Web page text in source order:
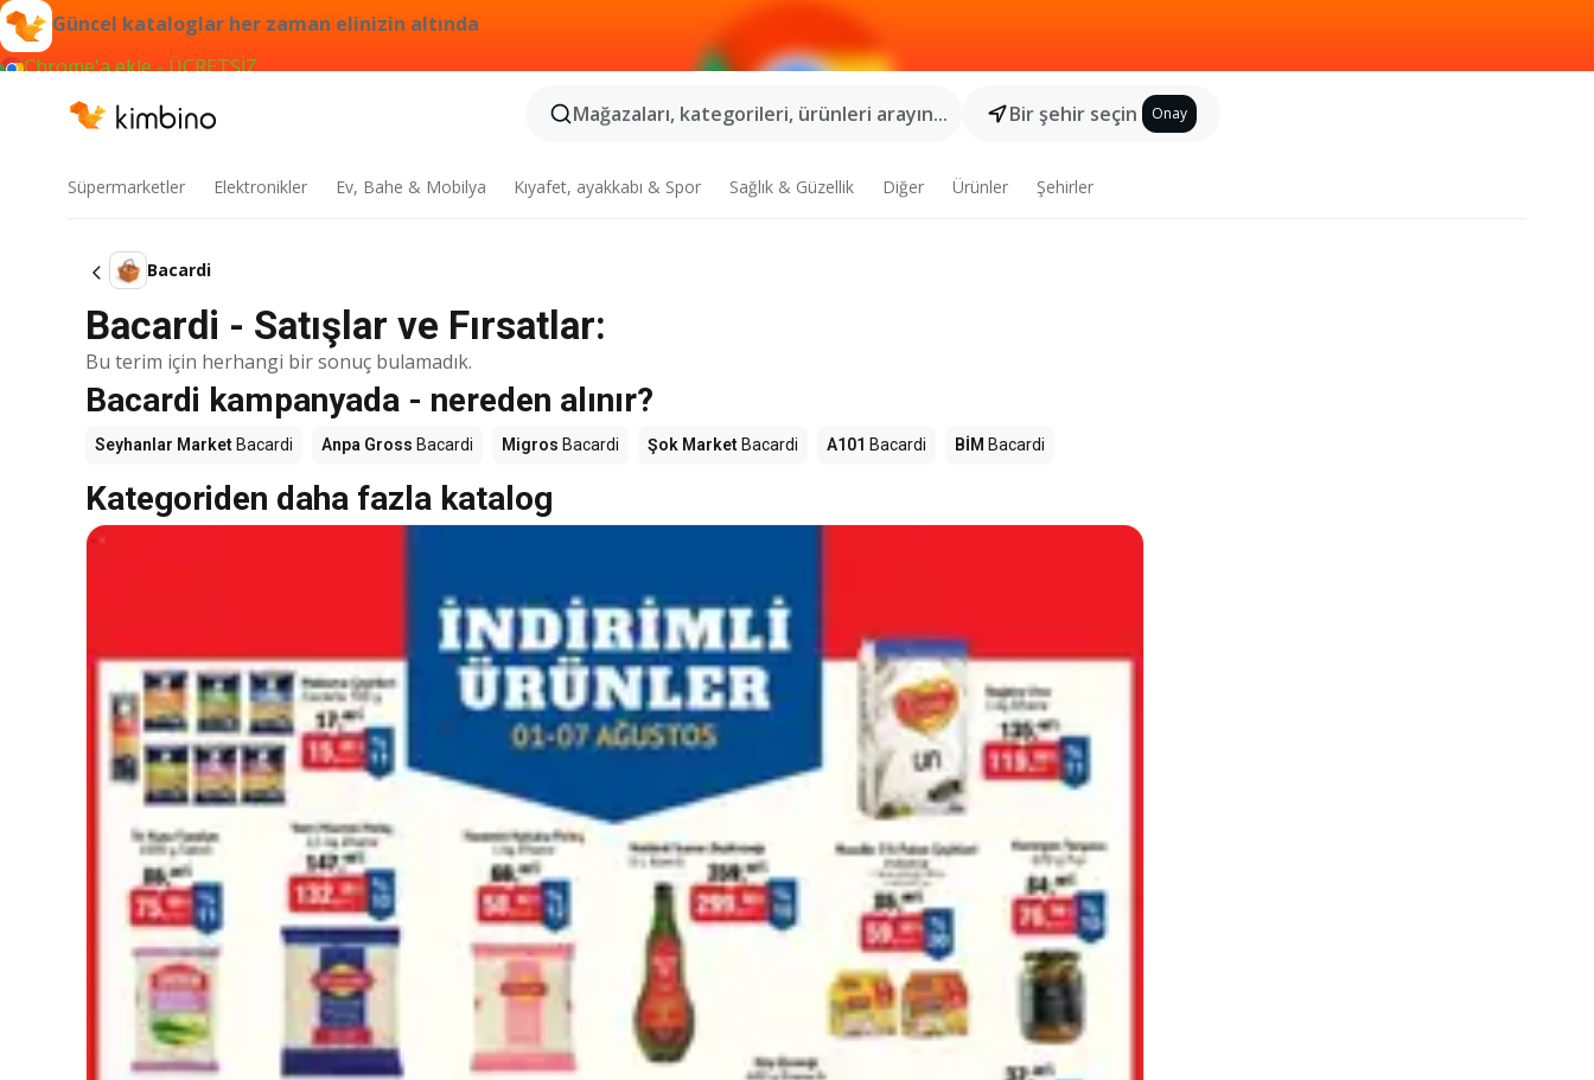
Güncel kataloglar her zaman elinizin altında
Chrome'a ekle - ÜCRETSİZ
Mağazaları, kategorileri, ürünleri arayın...
Bir şehir seçin Onay
Süpermarketler Elektronikler Ev, Bahe & Mobilya Kıyafet, ayakkabı & Spor Sağlık & Güzellik Diğer Ürünler Şehirler
Bacardi
Bacardi - Satışlar ve Fırsatlar:
Bu terim için herhangi bir sonuç bulamadık.
Bacardi kampanyada - nereden alınır?
Seyhanlar Market Bacardi Anpa Gross Bacardi Migros Bacardi Şok Market Bacardi A101 Bacardi BİM Bacardi
Kategoriden daha fazla katalog